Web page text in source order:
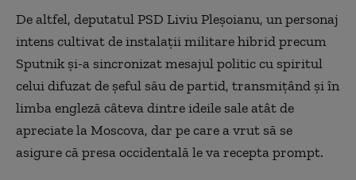
De altfel, deputatul PSD Liviu Pleşoianu, un personaj
intens cultivat de instalaţii militare hibrid precum
Sputnik şi-a sincronizat mesajul politic cu spiritul
celui difuzat de şeful său de partid, transmiţând şi în
limba engleză câteva dintre ideile sale atât de
apreciate la Moscova, dar pe care a vrut să se
asigure că presa occidentală le va recepta prompt.